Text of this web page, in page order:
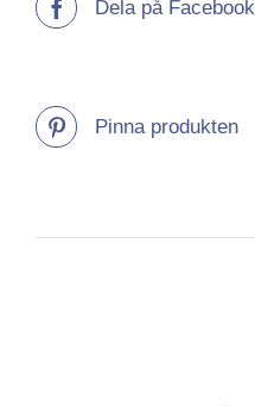
Dela på Facebook
Pinna produkten